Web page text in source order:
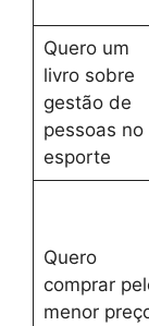
Quero um
livro sobre
gestão de
pessoas no
esporte
Quero
comprar
menor